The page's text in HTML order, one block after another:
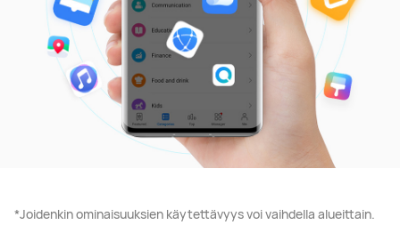
*Joidenkin ominaisuuksien käytettävyys voi vaihdella alueittain.